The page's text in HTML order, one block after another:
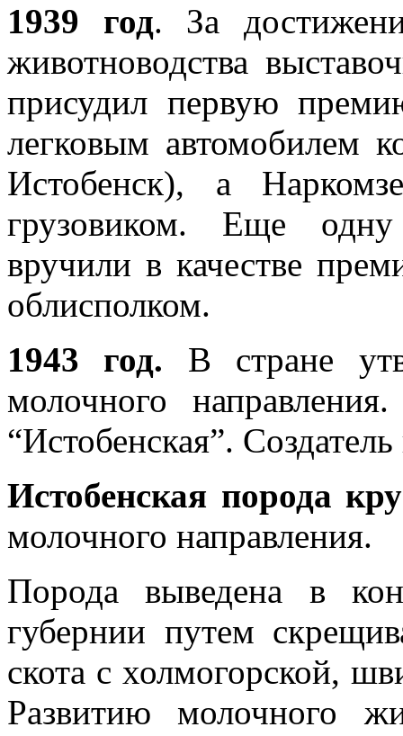
1939 год. За
животноводства
присудил первую
легковым автомобилем
Истобенск), а
грузовиком. Еще
вручили в качестве
облисполком.
1943 год. В стране
молочного
“Истобенская”.
Истобенская порода
молочного направления.
Порода выведена в
губернии путем
скота с холмогорской,
Развитию молочного